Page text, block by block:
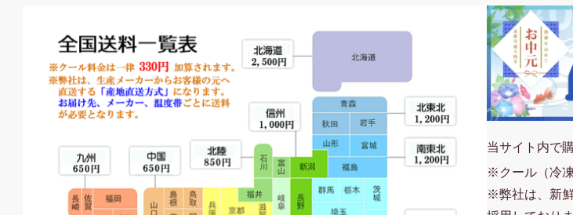
当サイト内で
※クール（冷
※弊社は、新